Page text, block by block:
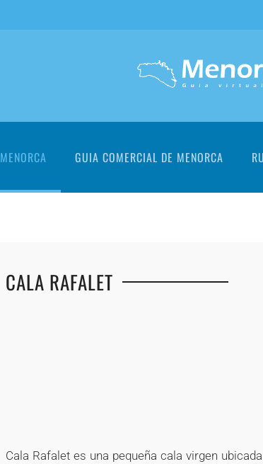
MENORCA GUIA COMERCIAL DE MENORCA
CALA RAFALET
Cala Rafalet es una pequeña cala virgen